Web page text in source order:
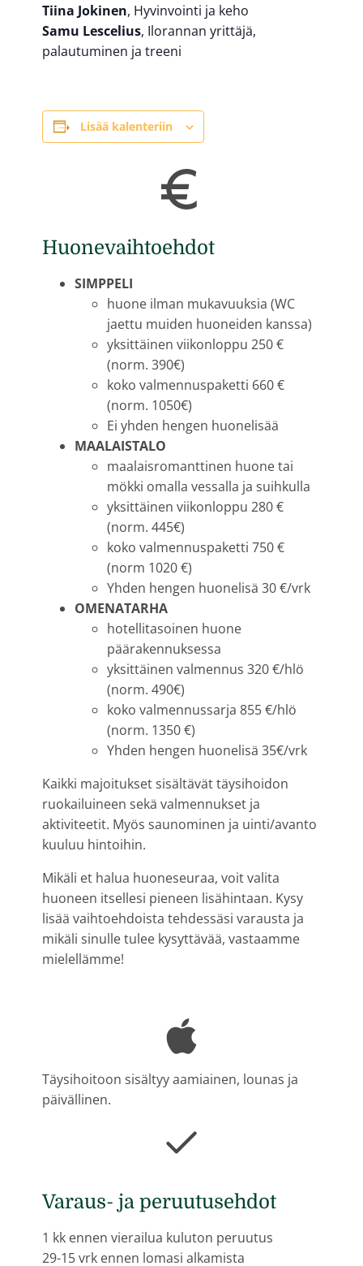
Tiina Jokinen, Hyvinvointi ja keho
Samu Lescelius, Ilorannan yrittäjä,
palautuminen ja treeni
Lisää kalenteriin
Huonevaihtoehdot
SIMPPELI
huone ilman mukavuuksia (WC
jaettu muiden huoneiden kanssa)
yksittäinen viikonloppu 250 €
(norm. 390€)
koko valmennuspaketti 660 €
(norm. 1050€)
Ei yhden hengen huonelisää
MAALAISTALO
maalaisromanttinen huone tai
mökki omalla vessalla ja suihkulla
yksittäinen viikonloppu 280 €
(norm. 445€)
koko valmennuspaketti 750 €
(norm 1020 €)
Yhden hengen huonelisä 30 €/vrk
OMENATARHA
hotellitasoinen huone
päärakennuksessa
yksittäinen valmennus 320 €/hlö
(norm. 490€)
koko valmennussarja 855 €/hlö
(norm. 1350 €)
Yhden hengen huonelisä 35€/vrk
Kaikki majoitukset sisältävät täysihoidon
ruokailuineen sekä valmennukset ja
aktiviteetit. Myös saunominen ja uinti/avanto
kuuluu hintoihin.
Mikäli et halua huoneseuraa, voit valita
huoneen itsellesi pieneen lisähintaan. Kysy
lisää vaihtoehdoista tehdessäsi varausta ja
mikäli sinulle tulee kysyttävää, vastaamme
mielellämme!
Täysihoitoon sisältyy aamiainen, lounas ja
päivällinen.
Varaus- ja peruutusehdot
1 kk ennen vierailua kuluton peruutus
29-15 vrk ennen lomasi alkamista